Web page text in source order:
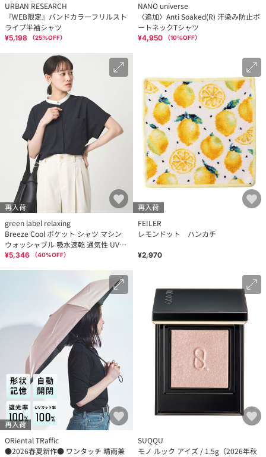
URBAN RESEARCH
『WEB限定』バンドカラーフリルスト
ライプ半袖シャツ
¥5,198 （25%OFF）
NANO universe
〈追加〉Anti Soaked(R) 汗染み防止ボ
ートネックTシャツ
¥4,950 （10%OFF）
再入荷
green label relaxing
Breeze Cool ポケット シャツ マシン
ウォッシャブル 吸水速乾 通気性 UVカ
ット
¥5,346 （40%OFF）
再入荷
FEILER
レモンドット ハンカチ
¥2,970
再入荷
ORiental TRaffic
●2026春夏新作● ワンタッチ 晴雨兼
SUQQU
モノ ルック アイズ / 1.5g（2026年秋